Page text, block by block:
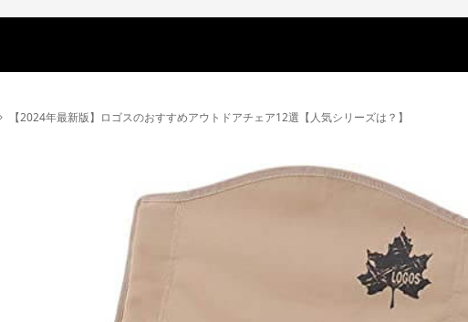
【2024年最新版】ロゴスのおすすめアウトドアチェア12選【人気シリーズは？】